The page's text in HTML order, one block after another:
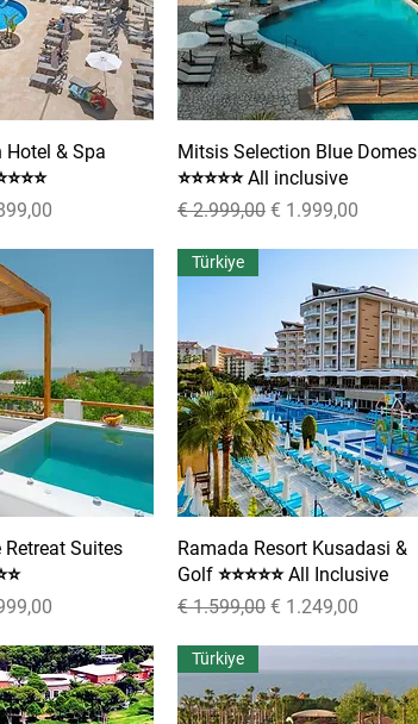
overzicht
Hotel & Spa
Snel overzicht
Mitsis Selection Blue Domes
⭐⭐⭐⭐⭐ All inclusive
Normale prijs
€ 2.999,00 Verkoopprijs
€ 1.999,00
overzicht
Retreat Suites
Snel overzicht
Türkiye
Ramada Resort Kusadasi &
Golf ⭐⭐⭐⭐⭐ All Inclusive
Normale prijs
€ 1.599,00 Verkoopprijs
€ 1.249,00
Türkiye